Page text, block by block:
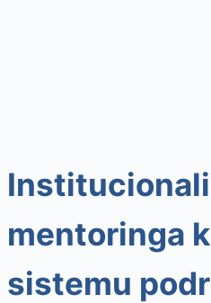
mentoringa
sistemu